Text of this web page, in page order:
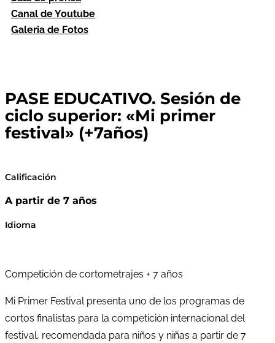
Canal de Youtube
Galeria de Fotos
PASE EDUCATIVO. Sesión de
ciclo superior: «Mi primer
festival» (+7años)
Calificación
A partir de 7 años
Idioma
Competición de cortometrajes + 7 años
Mi Primer Festival presenta uno de los programas de
cortos finalistas para la competición internacional del
festival, recomendada para niños y niñas a partir de 7